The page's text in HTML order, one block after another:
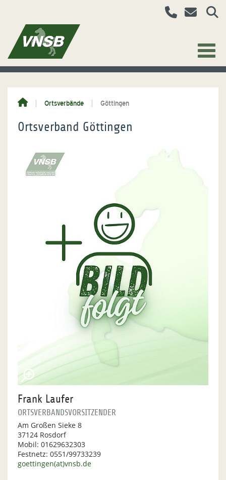
Ortsverbände Göttingen
Ortsverband Göttingen
Frank Laufer
ORTSVERBANDSVORSITZENDER
Am Großen Sieke 8
37124 Rosdorf
Mobil: 01629632303
Festnetz: 0551/99733239
goettingen(at)vnsb.de